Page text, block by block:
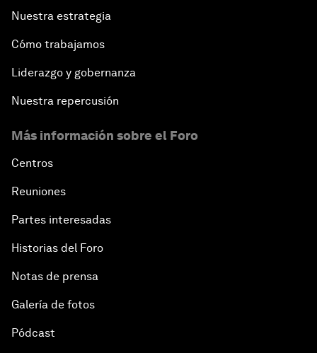
Nuestra estrategia
Cómo trabajamos
Liderazgo y gobernanza
Nuestra repercusión
Más información sobre el Foro
Centros
Reuniones
Partes interesadas
Historias del Foro
Notas de prensa
Galería de fotos
Pódcast